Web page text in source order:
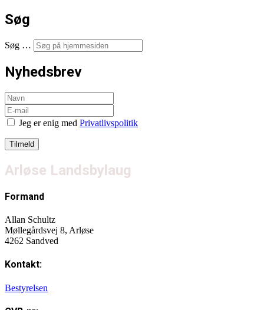
Søg
Søg …
Nyhedsbrev
Jeg er enig med Privatlivspolitik
Arløse Landsbylaug
Formand
Allan Schultz
Møllegårdsvej 8, Arløse
4262 Sandved
Kontakt:
Bestyrelsen